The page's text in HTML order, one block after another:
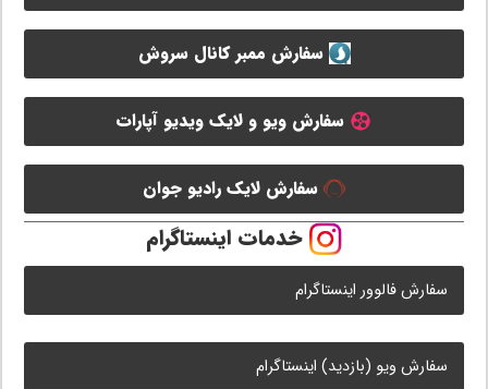
سفارش ممبر کانال سروش
سفارش ویو و لایک ویدیو آپارات
سفارش لایک رادیو جوان
خدمات اینستاگرام
سفارش فالوور اینستاگرام
سفارش ویو (بازدید) اینستاگرام